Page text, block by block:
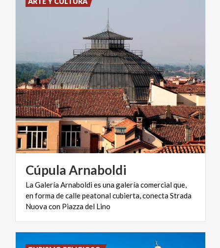
CúpulaArnaboldi
La Galería Arnaboldi es una galería comercial que,
en forma de calle peatonal cubierta, conecta Strada
Nuova con Piazza del Lino